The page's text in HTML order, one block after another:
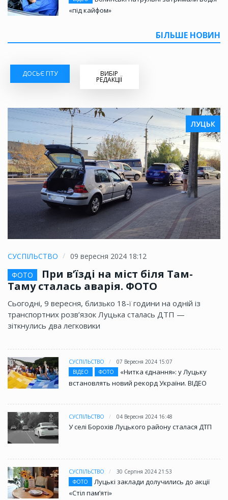
«під кайфом»
БІЛЬШЕ НОВИН
ДОСЬЄ ГІТУ ВИБІР
РЕДАКЦІЇ
ЛУЦЬК
СУСПІЛЬСТВО
09 вересня 2024 18:12
ФОТО
При в’їзді на міст біля Там-
Таму сталась аварія. ФОТО
Сьогодні, 9 вересня, близько 18-ї години на одній із
транспортних розв’язок Луцька сталась ДТП —
зіткнулись два легковики
СУСПІЛЬСТВО
07 Вересня 2024 15:07
ВІДЕО
ФОТО
«Нитка єднання»: у Луцьку
встановлять новий рекорд України. ВІДЕО
СУСПІЛЬСТВО 04 Вересня 2024 16:48
У селі Борохів Луцького району сталася ДТП
СУСПІЛЬСТВО
30 Серпня 2024 21:53
ФОТО
Луцькі заклади долучились до акції
«Стіл памʼяті»